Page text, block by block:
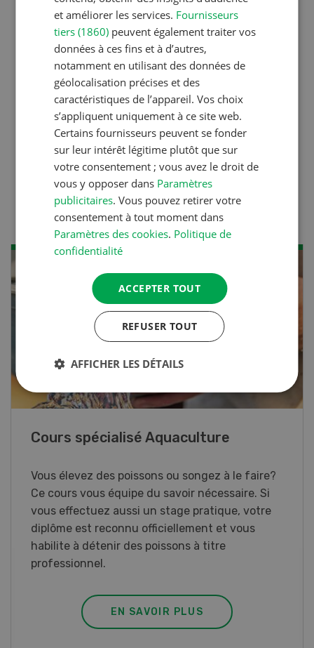
liste de A à Z
Production animale
L’aide du vétérinaire: «Que
faire en cas de diarrhée
chez les chèvres ? »
Production animale
Climat d’étable
41e Championnat d’Europe de labour
Championnat d’Europe de labour 2026 en
Suisse.
EN SAVOIR PLUS
et améliorer les services. Fournisseurs
tiers (1860) peuvent également traiter vos
données à ces fins et à d’autres,
notamment en utilisant des données de
géolocalisation précises et des
caractéristiques de l’appareil. Vos choix
s’appliquent uniquement à ce site web.
Certains fournisseurs peuvent se fonder
sur leur intérêt légitime plutôt que sur
votre consentement ; vous avez le droit de
vous y opposer dans Paramètres
publicitaires. Vous pouvez retirer votre
consentement à tout moment dans
Paramètres des cookies. Politique de
confidentialité
ACCEPTER TOUT
REFUSER TOUT
AFFICHER LES DÉTAILS